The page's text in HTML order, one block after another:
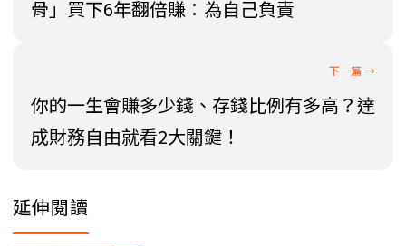
骨」買下6年翻倍賺：為自己負責
你的一生會賺多少錢、存錢比例有多高？達
成財務自由就看2大關鍵！
延伸閱讀